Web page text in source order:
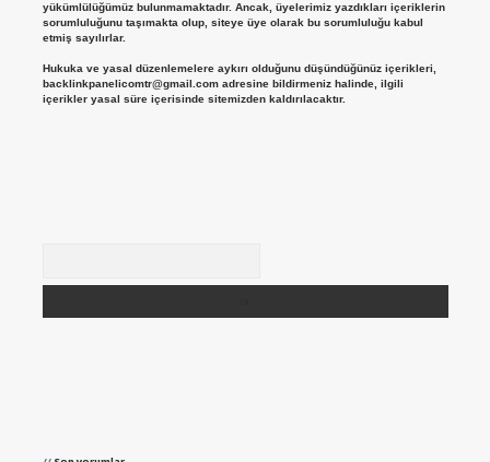
yükümlülüğümüz bulunmamaktadır. Ancak, üyelerimiz yazdıkları içeriklerin
sorumluluğunu taşımakta olup, siteye üye olarak bu sorumluluğu kabul
etmiş sayılırlar.
Hukuka ve yasal düzenlemelere aykırı olduğunu düşündüğünüz içerikleri,
backlinkpanelicomtr@gmail.comadresine bildirmeniz halinde, ilgili
içerikler yasal süre içerisinde sitemizden kaldırılacaktır.